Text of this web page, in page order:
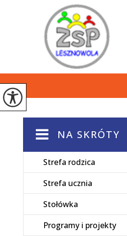
NA SKRÓTY
Strefa rodzica
Strefa ucznia
Stołówka
Programy i projekty